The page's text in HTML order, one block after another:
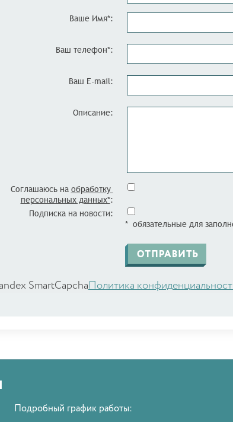
Ваше Имя*:
Ваш телефон*:
Ваш E-mail:
Описание:
Соглашаюсь на обработку
персональных данных*:
Подписка на новости:
* обязательные для
SmartCapcha Политика
Подробный график работы: